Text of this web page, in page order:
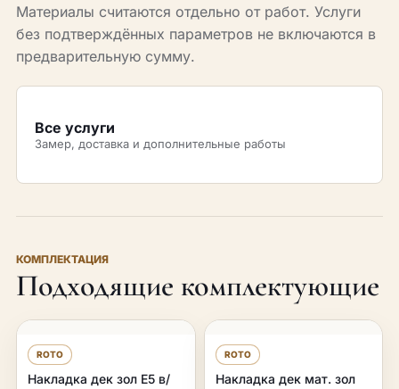
Материалы считаются отдельно от работ. Услуги
без подтверждённых параметров не включаются в
предварительную сумму.
Все услуги
Замер, доставка и дополнительные работы
КОМПЛЕКТАЦИЯ
Подходящие комплектующие
ROTO
Накладка дек зол Е5 в/
ROTO
Накладка дек мат. зол